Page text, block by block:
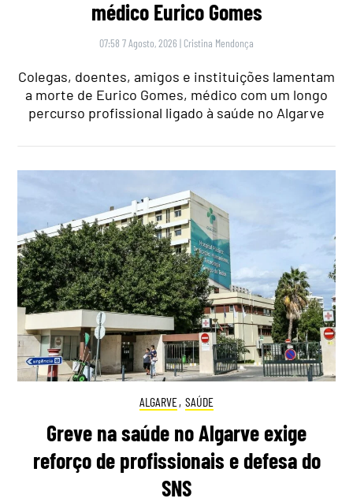
médico Eurico Gomes
07:58 7 Agosto, 2026 | Cristina Mendonça
Colegas, doentes, amigos e instituições lamentam
a morte de Eurico Gomes, médico com um longo
percurso profissional ligado à saúde no Algarve
ALGARVE, SAÚDE
Greve na saúde no Algarve exige
reforço de profissionais e defesa do
SNS